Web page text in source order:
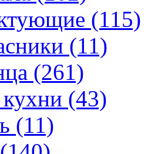
(115)
(11)
(261)
(43)
(11)